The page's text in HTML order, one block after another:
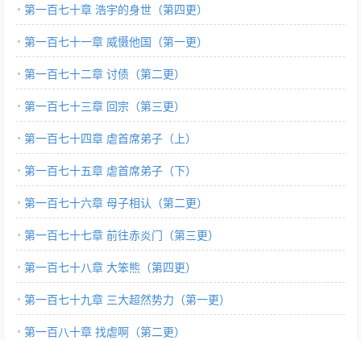
第一百七十章 浩宇的身世（第四更）
第一百七十一章 威慑他国（第一更）
第一百七十二章 讨债（第二更）
第一百七十三章 回宗（第三更）
第一百七十四章 虐首席弟子（上）
第一百七十五章 虐首席弟子（下）
第一百七十六章 母子相认（第二更）
第一百七十七章 前往赤炎门（第三更）
第一百七十八章 大笨熊（第四更）
第一百七十九章 三大超然势力（第一更）
第一百八十章 找虐啊（第二更）